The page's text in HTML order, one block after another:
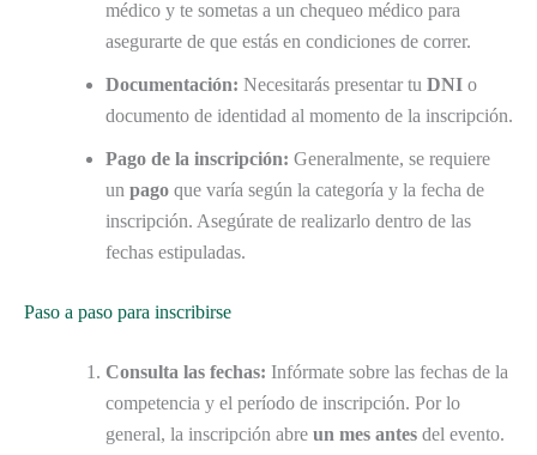
médico y te sometas a un chequeo médico para
asegurarte de que estás en condiciones de correr.
Documentación: Necesitarás presentar tu DNI o
documento de identidad al momento de la inscripción.
Pago de la inscripción: Generalmente, se requiere
un pago que varía según la categoría y la fecha de
inscripción. Asegúrate de realizarlo dentro de las
fechas estipuladas.
Paso a paso para inscribirse
Consulta las fechas: Infórmate sobre las fechas de la
competencia y el período de inscripción. Por lo
general, la inscripción abre un mes antes del evento.